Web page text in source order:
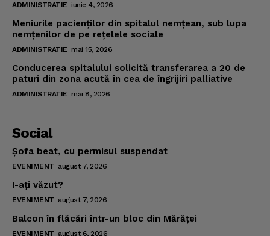
ADMINISTRATIE iunie 4, 2026
Meniurile pacienţilor din spitalul nemţean, sub lupa
nemţenilor de pe reţelele sociale
ADMINISTRATIE mai 15, 2026
Conducerea spitalului solicită transferarea a 20 de
paturi din zona acută în cea de îngrijiri palliative
ADMINISTRATIE mai 8, 2026
Social
Şofa beat, cu permisul suspendat
EVENIMENT august 7, 2026
I-aţi văzut?
EVENIMENT august 7, 2026
Balcon în flăcări într-un bloc din Mărăţei
EVENIMENT august 6, 2026